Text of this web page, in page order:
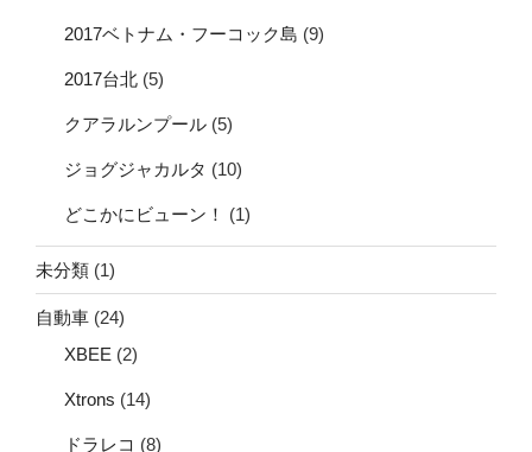
2017ベトナム・フーコック島 (9)
2017台北 (5)
クアラルンプール (5)
ジョグジャカルタ (10)
どこかにビューン！ (1)
未分類 (1)
自動車 (24)
XBEE (2)
Xtrons (14)
ドラレコ (8)